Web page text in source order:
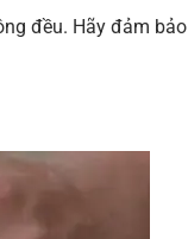
đều. Hãy đảm bảo